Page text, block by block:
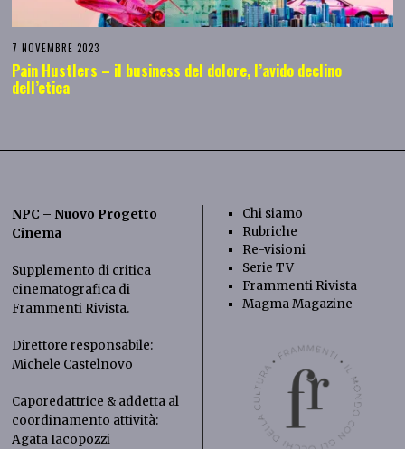
7 NOVEMBRE 2023
Pain Hustlers – il business del dolore, l’avido declino
dell’etica
NPC – Nuovo Progetto
Cinema
Supplemento di critica
cinematografica di
Frammenti Rivista.
Direttore responsabile:
Michele Castelnovo
Caporedattrice & addetta al
coordinamento attività:
Agata Iacopozzi
Chi siamo
Rubriche
Re-visioni
Serie TV
Frammenti Rivista
Magma Magazine